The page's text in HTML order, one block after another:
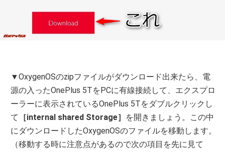
▼OxygenOSのzipファイルがダウンロード出来たら、電
源の入ったOnePlus 5TをPCに有線接続して、エクスプロ
ーラーに表示されているOnePlus 5Tをダブルクリックし
て
［internal shared Storage］ を開きましょう。この中
にダウンロードしたOxygenOSのファイルを移動します。
（移動する時に注意点があるので次の項目を先に見て